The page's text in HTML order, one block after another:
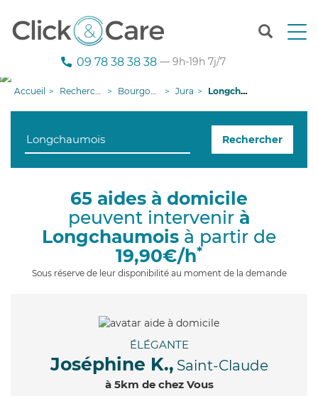
T
n
g
09 78 38 38 38 — 9h-19h 7j/7
Accueil Recherche aide à domicile Bourgogne-Franche-Comté Jura Longchaumois
Rechercher
65 aides à domicile
peuvent intervenir à
Longchaumois à partir de
19,90€/h*
Sous réserve de leur disponibilité au moment de la demande
ÉLÉGANTE
Joséphine K., Saint-Claude
à 5km de chez Vous